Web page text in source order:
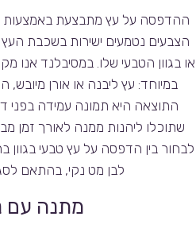
הצבעים נטמעים ישירות בשכבת
או בגוון הטבעי שלו. במסיבלנד אנו
במיוחד: עץ ליבנה או אורן מיובש,
התוצאה היא תמונה עמידה בפני
שתוכלו ליהנות ממנה לאורך זמן
לבחור בין הדפסה על עץ טבעי בגוון
לבן מט נקי, בהתאם
מתנה עם